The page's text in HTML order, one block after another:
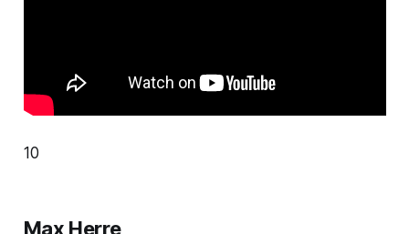
10
Max Herre